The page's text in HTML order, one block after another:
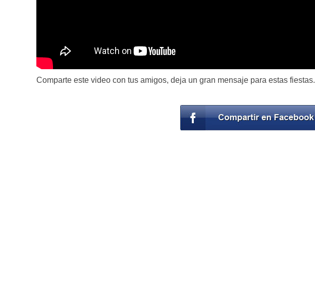
Comparte este video con tus amigos, deja un gran mensaje para estas fiestas.